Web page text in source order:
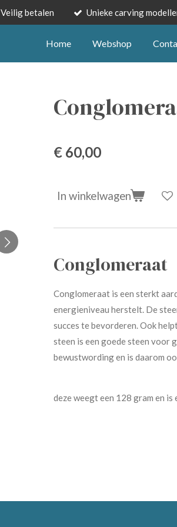
Veilig betalen Unieke carving
Home Webshop
€ 60,00
In winkelwagen
Conglomeraat
Conglomeraat is een sterkt
energieniveau herstelt. De
succes te bevorderen. Ook
steen is een goede steen voor
bewustwording en is daarom
deze weegt een 128 gram en is